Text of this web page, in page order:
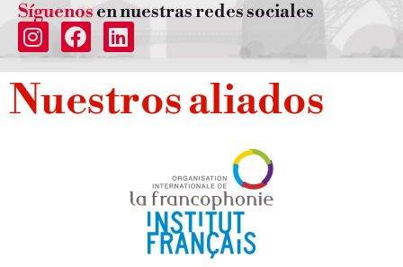
Síguenosen nuestras redes sociales
Nuestros aliados